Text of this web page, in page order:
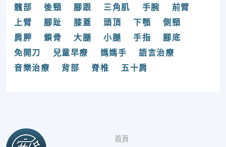
髖部
後頸 腳跟 三角肌 手腕
前臂
上臂
腳趾 膝蓋 頭頂 下顎
側頸
肩胛
鎖骨 大腿 小腿 手指
腳底
免開刀
兒童早療 媽媽手
語言治療
音樂治療
背部 脊椎 五十肩
首頁